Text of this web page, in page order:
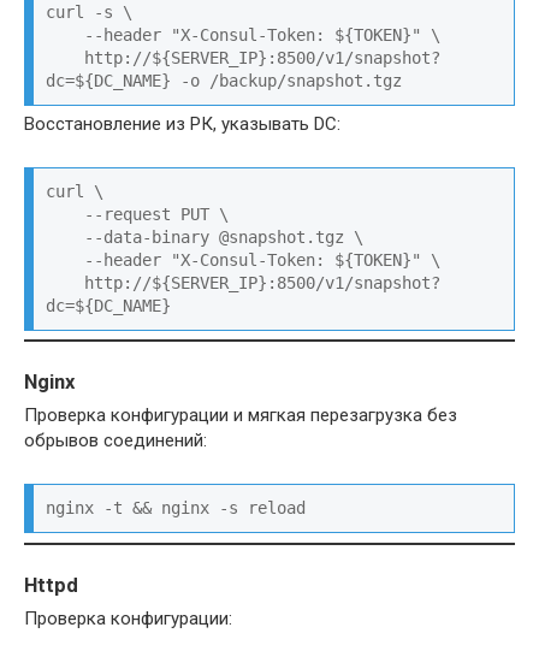
curl -s \
dc=${DC_NAME} -o /backup/snapshot.tgz
Восстановление из РК, указывать DC:
curl \
dc=${DC_NAME}
Nginx
Проверка конфигурации и мягкая перезагрузка без
обрывов соединений:
nginx -t && nginx -s reload
Httpd
Проверка конфигурации: